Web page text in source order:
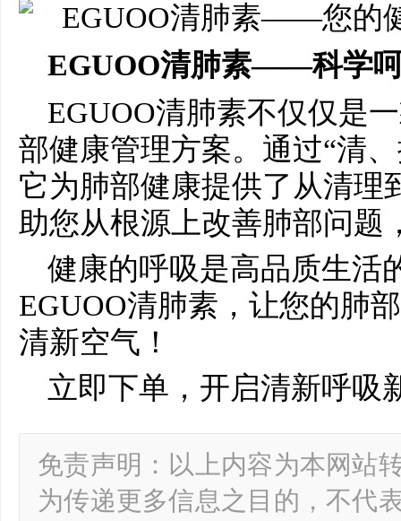
EGUOO清肺素——科学
EGUOO清肺素不仅仅是
部健康管理方案。通过“清
它为肺部健康提供了从清理
助您从根源上改善肺部问题
健康的呼吸是高品质生活
EGUOO清肺素，让您的肺
清新空气！
立即下单，开启清新呼吸
免责声明：以上内容为本网站
为传递更多信息之目的，不代